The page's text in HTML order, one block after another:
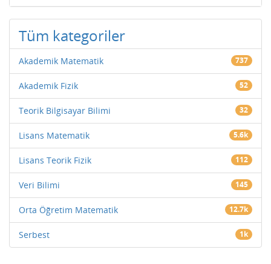
Tüm kategoriler
Akademik Matematik 737
Akademik Fizik 52
Teorik Bilgisayar Bilimi 32
Lisans Matematik 5.6k
Lisans Teorik Fizik 112
Veri Bilimi 145
Orta Öğretim Matematik 12.7k
Serbest 1k